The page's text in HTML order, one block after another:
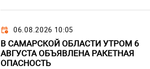
06.08.2026 10:05
В САМАРСКОЙ ОБЛАСТИ УТРОМ 6
АВГУСТА ОБЪЯВЛЕНА РАКЕТНАЯ
ОПАСНОСТЬ